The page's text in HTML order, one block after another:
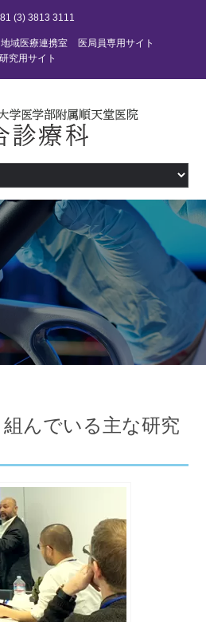
(3) 3813 3111
地域医療連携室
医局員専用サイト
研究用サイト
んでいる主な研究